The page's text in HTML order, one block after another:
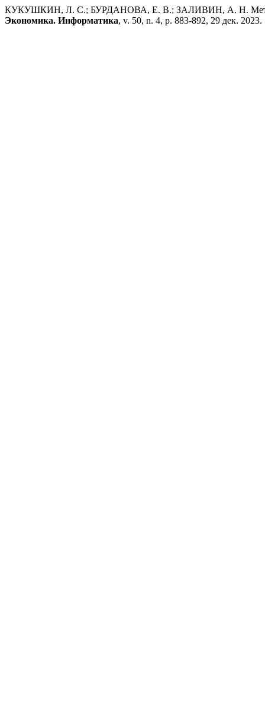
КУКУШКИН, Л. С.; БУРДАНОВА, Е. В.; ЗАЛИВИН, А. Н. Метод
Экономика. Информатика, v. 50, n. 4, p. 883-892, 29 дек. 2023.